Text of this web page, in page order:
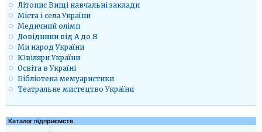
Літопис Вищі навчальні заклади
Міста і села України
Медичний олімп
Довідники від А до Я
Ми народ України
Ювіляри України
Освіта в Україні
Бібліотека мемуаристики
Театральне мистецтво України
Каталог підприємств